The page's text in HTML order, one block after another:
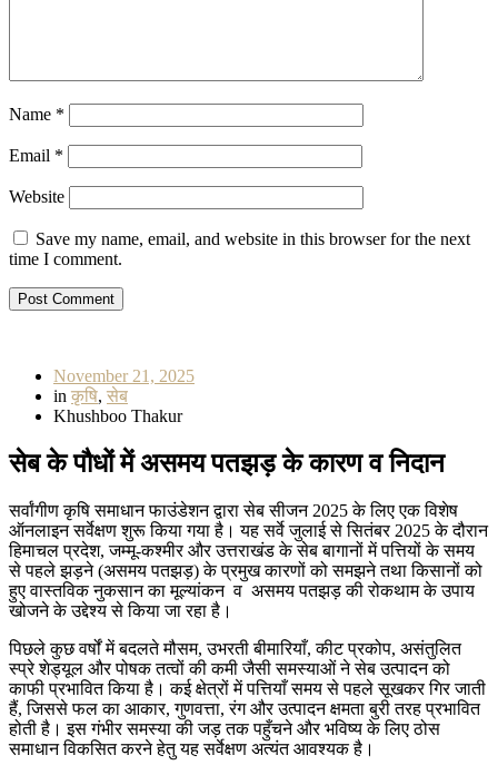
Name *
Email *
Website
Save my name, email, and website in this browser for the next
time I comment.
November 21, 2025
in कृषि, सेब
Khushboo Thakur
सेब के पौधों में असमय पतझड़ के कारण व निदान
सर्वांगीण कृषि समाधान फाउंडेशन द्वारा सेब सीजन 2025 के लिए एक विशेष
ऑनलाइन सर्वेक्षण शुरू किया गया है। यह सर्वे जुलाई से सितंबर 2025 के दौरान
हिमाचल प्रदेश, जम्मू-कश्मीर और उत्तराखंड के सेब बागानों में पत्तियों के समय
से पहले झड़ने (असमय पतझड़) के प्रमुख कारणों को समझने तथा किसानों को
हुए वास्तविक नुकसान का मूल्यांकन व असमय पतझड़ की रोकथाम के उपाय
खोजने के उद्देश्य से किया जा रहा है।
पिछले कुछ वर्षों में बदलते मौसम, उभरती बीमारियाँ, कीट प्रकोप, असंतुलित
स्प्रे शेड्यूल और पोषक तत्वों की कमी जैसी समस्याओं ने सेब उत्पादन को
काफी प्रभावित किया है। कई क्षेत्रों में पत्तियाँ समय से पहले सूखकर गिर जाती
हैं, जिससे फल का आकार, गुणवत्ता, रंग और उत्पादन क्षमता बुरी तरह प्रभावित
होती है। इस गंभीर समस्या की जड़ तक पहुँचने और भविष्य के लिए ठोस
समाधान विकसित करने हेतु यह सर्वेक्षण अत्यंत आवश्यक है।